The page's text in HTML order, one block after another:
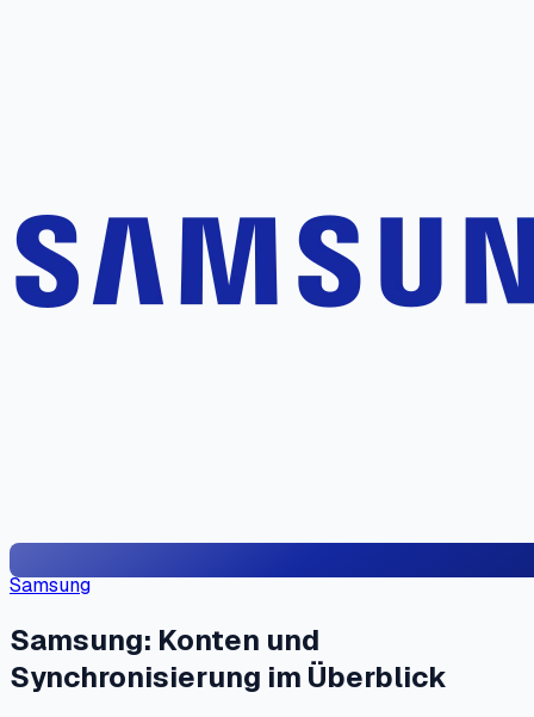
Samsung
Samsung: Konten und
Synchronisierung im Überblick